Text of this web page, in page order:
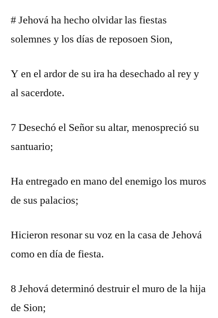
# Jehová ha hecho olvidar las fiestas
solemnes y los días de reposoen Sion,
Y en el ardor de su ira ha desechado al rey y
al sacerdote.
7 Desechó el Señor su altar, menospreció su
santuario;
Ha entregado en mano del enemigo los muros
de sus palacios;
Hicieron resonar su voz en la casa de Jehová
como en día de fiesta.
8 Jehová determinó destruir el muro de la hija
de Sion;